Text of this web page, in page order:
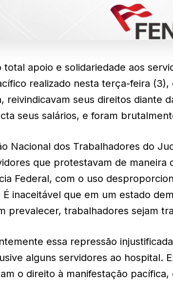
total apoio e solidariedade aos
realizado nesta terça-feira
reivindicavam seus direitos diante
seus salários, e foram
Nacional dos Trabalhadores do
que protestavam de maneira
Federal, com o uso
É inaceitável que em um estado
prevalecer, trabalhadores sejam
essa repressão
alguns servidores ao hospital.
o direito à manifestação